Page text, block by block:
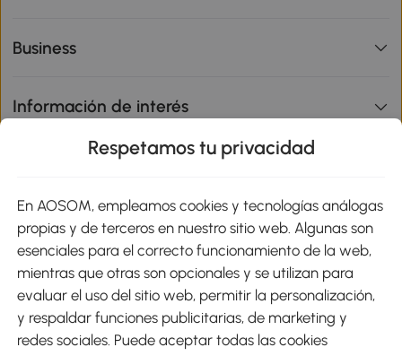
Business
Información de interés
Métodos de Pago
Envíos
Respetamos tu privacidad
En AOSOM, empleamos cookies y tecnologías análogas
propias y de terceros en nuestro sitio web. Algunas son
esenciales para el correcto funcionamiento de la web,
mientras que otras son opcionales y se utilizan para
evaluar el uso del sitio web, permitir la personalización,
y respaldar funciones publicitarias, de marketing y
redes sociales. Puede aceptar todas las cookies